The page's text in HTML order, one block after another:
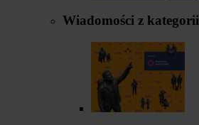
Wiadomości z kategorii